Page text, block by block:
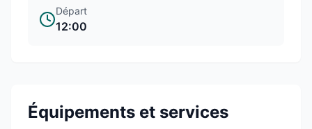
Départ
12:00
Équipements et services